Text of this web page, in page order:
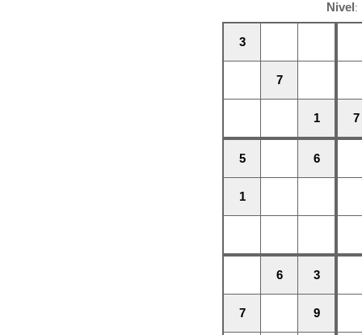
Nivel:
3
7
1 7
5 6
1
6 3
7 9